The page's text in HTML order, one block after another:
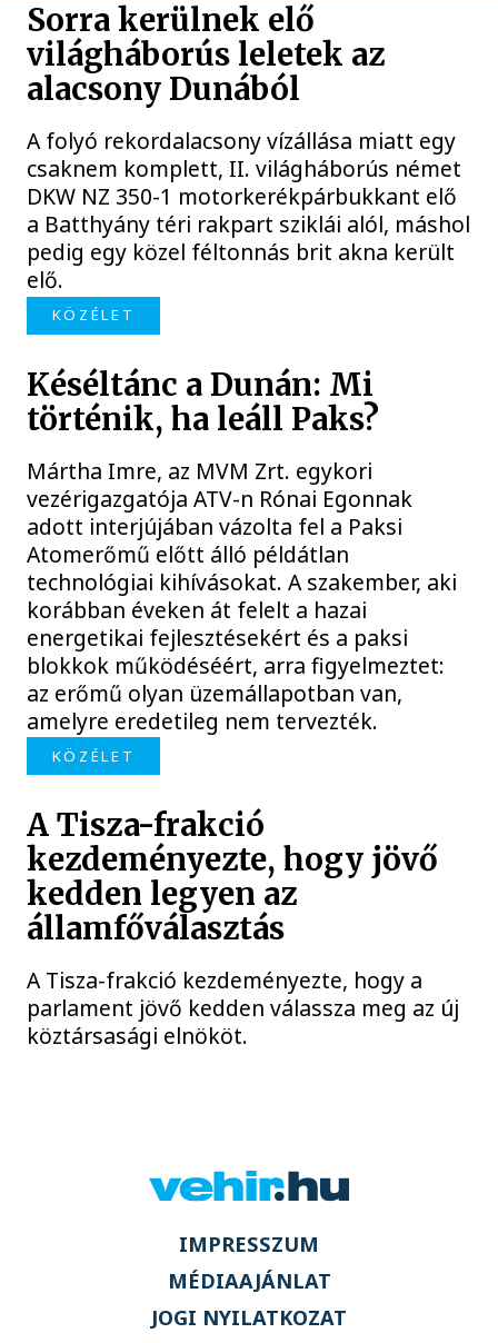
Sorra kerülnek elő
világháborús leletek az
alacsony Dunából
A folyó rekordalacsony vízállása miatt egy
csaknem komplett, II. világháborús német
DKW NZ 350-1 motorkerékpárbukkant elő
a Batthyány téri rakpart sziklái alól, máshol
pedig egy közel féltonnás brit akna került
elő.
KÖZÉLET
Késéltánc a Dunán: Mi
történik, ha leáll Paks?
Mártha Imre, az MVM Zrt. egykori
vezérigazgatója ATV-n Rónai Egonnak
adott interjújában vázolta fel a Paksi
Atomerőmű előtt álló példátlan
technológiai kihívásokat. A szakember, aki
korábban éveken át felelt a hazai
energetikai fejlesztésekért és a paksi
blokkok működéséért, arra figyelmeztet:
az erőmű olyan üzemállapotban van,
amelyre eredetileg nem tervezték.
KÖZÉLET
A Tisza-frakció
kezdeményezte, hogy jövő
kedden legyen az
államfőválasztás
A Tisza-frakció kezdeményezte, hogy a
parlament jövő kedden válassza meg az új
köztársasági elnököt.
IMPRESSZUM
MÉDIAAJÁNLAT
JOGI NYILATKOZAT